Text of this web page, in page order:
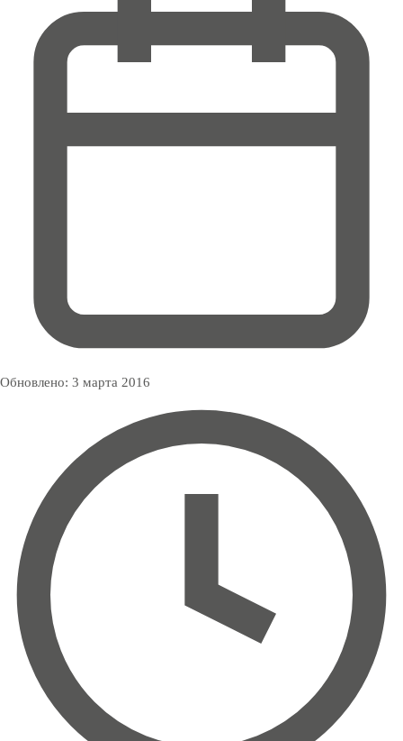
Обновлено: 3 марта 2016